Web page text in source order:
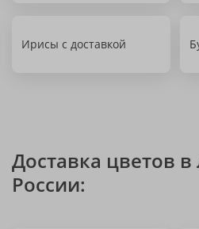
Ирисы с доставкой
Доставка цветов
России: